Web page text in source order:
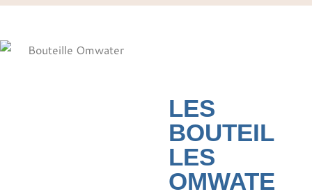
LES
BOUTEIL
LES
OMWATE